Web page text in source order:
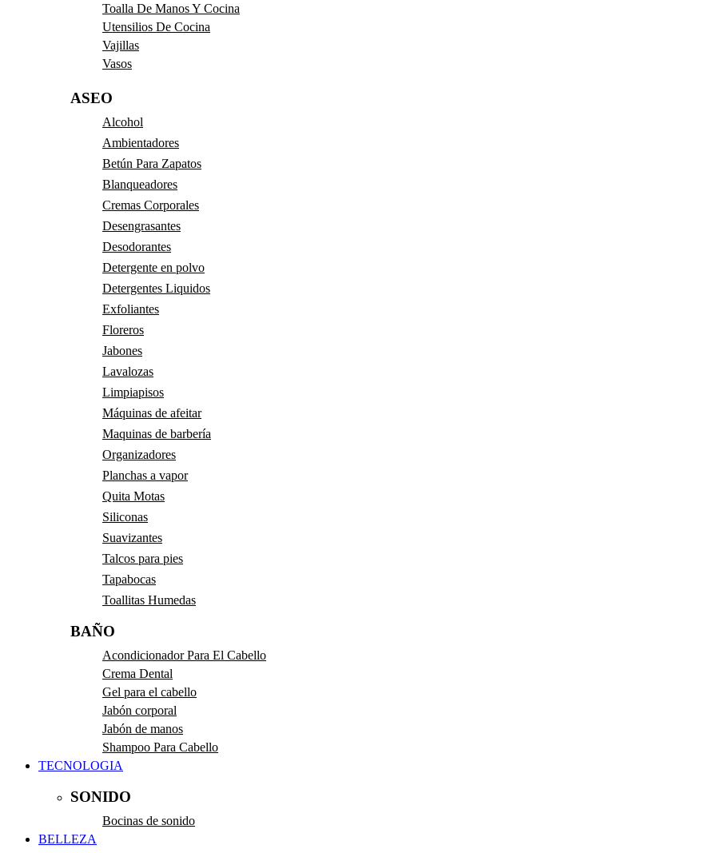
Toalla De Manos Y Cocina
Utensilios De Cocina
Vajillas
Vasos
ASEO
Alcohol
Ambientadores
Betún Para Zapatos
Blanqueadores
Cremas Corporales
Desengrasantes
Desodorantes
Detergente en polvo
Detergentes Liquidos
Exfoliantes
Floreros
Jabones
Lavalozas
Limpiapisos
Máquinas de afeitar
Maquinas de barbería
Organizadores
Planchas a vapor
Quita Motas
Siliconas
Suavizantes
Talcos para pies
Tapabocas
Toallitas Humedas
BAÑO
Acondicionador Para El Cabello
Crema Dental
Gel para el cabello
Jabón corporal
Jabón de manos
Shampoo Para Cabello
TECNOLOGIA
SONIDO
Bocinas de sonido
BELLEZA